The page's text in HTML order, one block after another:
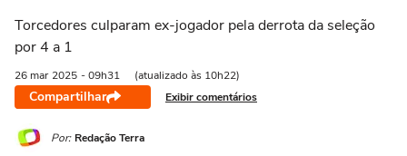
Torcedores culparam ex-jogador pela derrota da seleção
por 4 a 1
26 mar 2025 - 09h31 (atualizado às 10h22)
Compartilhar Exibir comentários
Por: Redação Terra